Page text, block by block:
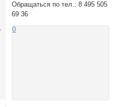
Обращаться по тел.: 8 495 505
69 36
0